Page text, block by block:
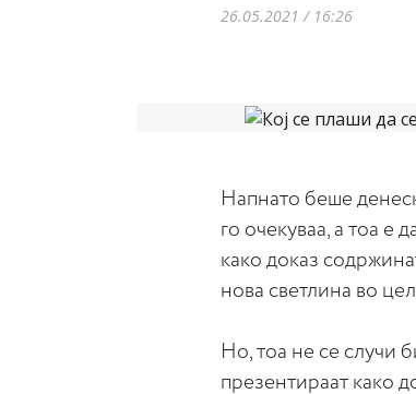
26.05.2021 / 16:26
Напнато беше
го очекуваа, а тоа е
како доказ
нова светлина во
Но, тоа не се случи
презентираат како